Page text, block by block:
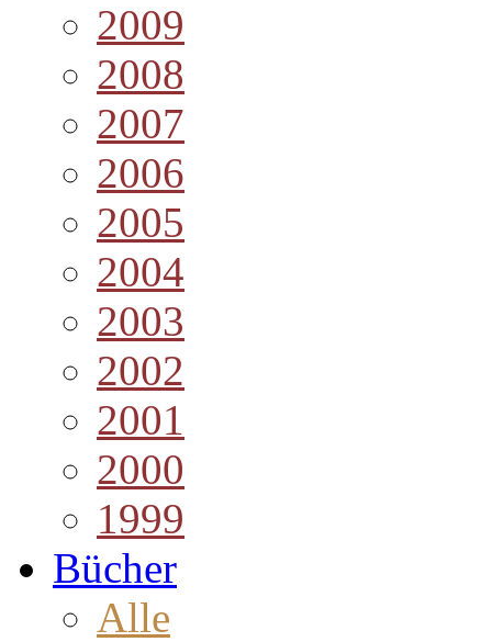
2009
2008
2007
2006
2005
2004
2003
2002
2001
2000
1999
Bücher
Alle